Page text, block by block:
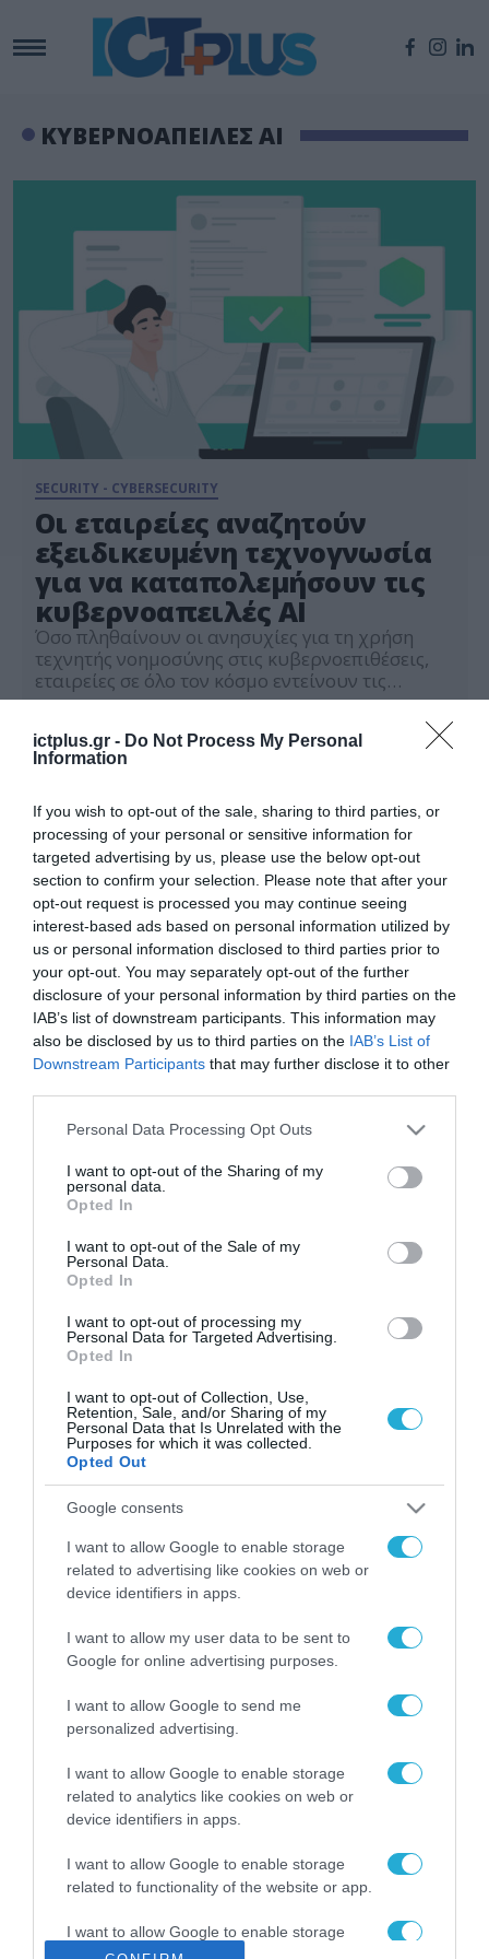
ictplus.gr - Do Not Process My Personal
Information
If you wish to opt-out of the sale, sharing to third parties, or
processing of your personal or sensitive information for
targeted advertising by us, please use the below opt-out
section to confirm your selection. Please note that after your
opt-out request is processed you may continue seeing
interest-based ads based on personal information utilized by
us or personal information disclosed to third parties prior to
your opt-out. You may separately opt-out of the further
disclosure of your personal information by third parties on the
IAB’s list of downstream participants. This information may
also be disclosed by us to third parties on the IAB’s List of
Downstream Participants that may further disclose it to other
Please note that this website/app uses one or more Google
not limited to your visit or usage behaviour. You may click to
grant or deny consent to Google and its third-party tags to
use your data for below specified purposes in below Google
consent section.
Personal Data Processing Opt Outs
I want to opt-out of the Sharing of my
personal data.
Opted In
I want to opt-out of the Sale of my
Personal Data.
Opted In
I want to opt-out of processing my
Personal Data for Targeted Advertising.
Opted In
I want to opt-out of Collection, Use,
Retention, Sale, and/or Sharing of my
Personal Data that Is Unrelated with the
Purposes for which it was collected.
Opted Out
Google consents
I want to allow Google to enable storage
related to advertising like cookies on web or
device identifiers in apps.
I want to allow my user data to be sent to
Google for online advertising purposes.
I want to allow Google to send me
personalized advertising.
I want to allow Google to enable storage
related to analytics like cookies on web or
device identifiers in apps.
I want to allow Google to enable storage
related to functionality of the website or app.
I want to allow Google to enable storage
related to personalization.
ΚΥΒΕΡΝΟΑΠΕΙΛΕΣ AI
SECURITY - CYBERSECURITY
Οι εταιρείες αναζητούν
εξειδικευμένη τεχνογνωσία
για να καταπολεμήσουν τις
κυβερνοαπειλές AI
Όσο πληθαίνουν οι ανησυχίες για τη χρήση
τεχνητής νοημοσύνης στις κυβερνοεπιθέσεις,
εταιρείες σε όλο τον κόσμο εντείνουν τις
προσπάθειές τους για να ενισχύσουν τις
στρατηγικές κυβερνοασφάλειας, σύμφωνα με
έρευνα της Kaspersky. Σε νέα της μελέτη, η
εταιρεία κυβερνοασφάλειας αποκάλυψε ότι το
Πληροφορικής και της Ασφάλειας
Πληροφοριών αναμένουν αύξηση στην […]
ΡΟΗ ΕΙΔΗΣΕΩΝ
Το χρηματοδοτούμενο
από την ΕΕ έργο “The
Gaming Police”
ενισχύει την ασφάλεια
των παιδιών στο
διαδίκτυο
31.07.2026
ΑΑΔΕ: Διευκρινίσεις
για τα πρόστιμα σε
αφορούν τους ΦΗΜ
Σ. Καλαφάτης: «Η
Τεχνητή Νοημοσύνη
δεν είναι απλώς μια
μια νέα βιομηχανική
επανάσταση»
Νέος οδηγός του ΕΚΤ
των ελληνικών